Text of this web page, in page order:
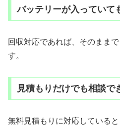
バッテリーが入っていて
回収対応であれば、そのまま
す。
見積もりだけでも相談で
無料見積もりに対応している